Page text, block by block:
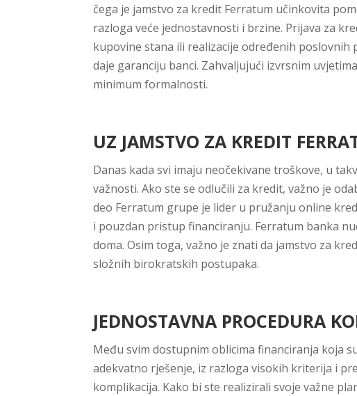
čega je jamstvo za kredit Ferratum učinkovita
razloga veće jednostavnosti i brzine. Prijava za
kupovine stana ili realizacije određenih
daje garanciju banci. Zahvaljujući izvrsnim
minimum formalnosti.
UZ JAMSTVO ZA KREDIT
Danas kada svi imaju neočekivane troškove, u
važnosti. Ako ste se odlučili za kredit, važno je
deo Ferratum grupe je lider u pružanju online
i pouzdan pristup financiranju. Ferratum banka
doma. Osim toga, važno je znati da jamstvo za
složnih birokratskih postupaka.
JEDNOSTAVNA PROCEDURA
Među svim dostupnim oblicima financiranja koja
adekvatno rješenje, iz razloga visokih kriterija i
komplikacija. Kako bi ste realizirali svoje važne